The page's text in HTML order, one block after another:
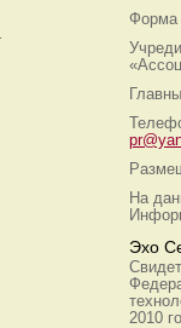
Форма
На
Эхо
2010